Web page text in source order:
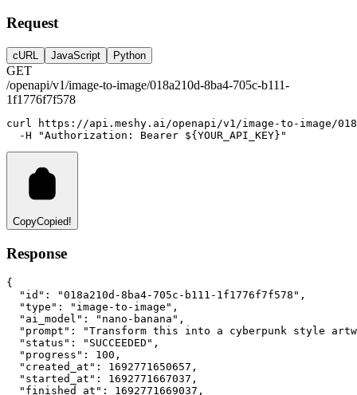
Request
cURL JavaScript Python
GET
/openapi/v1/image-to-image/018a210d-8ba4-705c-b111-
1f1776f7f578
curl
https://api.meshy.ai/openapi/v1/image-to-image/
-H
"Authorization: Bearer ${YOUR_API_KEY}"
CopyCopied!
Response
{
"id" : "018a210d-8ba4-705c-b111-1f1776f7f578" ,
"type" : "image-to-image" ,
"ai_model" : "nano-banana" ,
"prompt" :
"Transform this into a cyberpunk style
"status" : "SUCCEEDED" ,
"progress" : 100 ,
"created_at" : 1692771650657 ,
"started_at" : 1692771667037 ,
"finished_at" : 1692771669037 ,